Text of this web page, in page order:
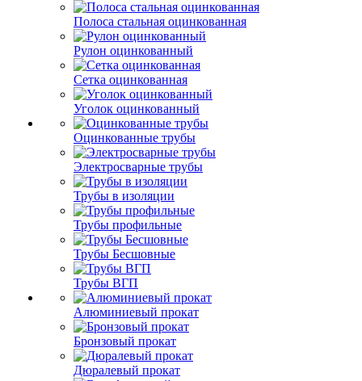
Полоса стальная оцинкованная
Рулон оцинкованный
Сетка оцинкованная
Уголок оцинкованный
Оцинкованные трубы
Электросварные трубы
Трубы в изоляции
Трубы профильные
Трубы Бесшовные
Трубы ВГП
Алюминиевый прокат
Бронзовый прокат
Дюралевый прокат